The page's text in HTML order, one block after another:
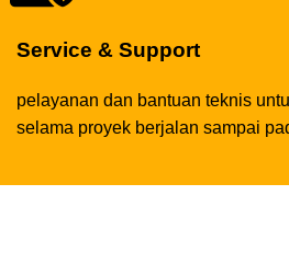
Service & Support
pelayanan dan bantuan teknis
selama proyek berjalan sampai